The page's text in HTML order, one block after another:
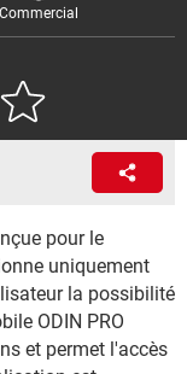
Commercial
pour le
uniquement
la possibilité
ODIN PRO
et permet l'accès